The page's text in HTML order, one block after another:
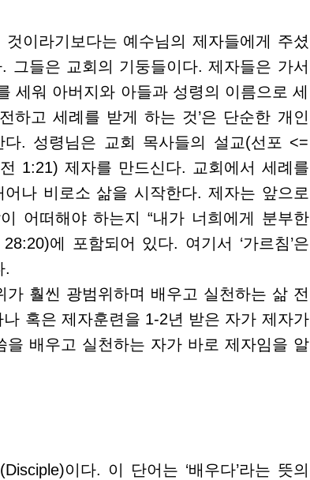
이라기보다는 예수님의 제자들에게 주셨
그들은 교회의 기둥들이다. 제자들은 가서
세워 아버지와 아들과 성령의 이름으로 세
하고 세례를 받게 하는 것’은 단순한 개인
. 성령님은 교회 목사들의 설교(선포 <=
1:21) 제자를 만드신다. 교회에서 세례를
나 비로소 삶을 시작한다. 제자는 앞으로
어떠해야 하는지 “내가 너희에게 분부한
에 포함되어 있다. 여기서 ‘가르침’은
.
훨씬 광범위하며 배우고 실천하는 삶 전
혹은 제자훈련을 1-2년 받은 자가 제자가
배우고 실천하는 자가 바로 제자임을 알
이다. 이 단어는 ‘배우다’라는 뜻의